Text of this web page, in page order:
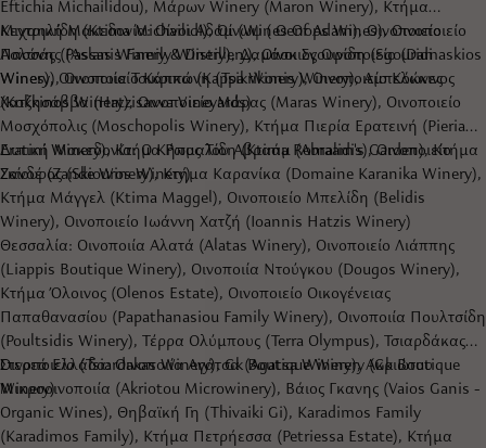
Eftichia Michailidou), Μάρων Winery (Maron Winery), Κτήμα
Μιχαηλίδη (Ktima Michailidi), Οίνωψ ( Oenops Wines), Οινοποιείο
Πασσάς (Passas Winery & Distillery), Οίνοι Σγουρίδη (Sgouridi
Wines), Οινοποιία Τσικρικώνη (Tsikrikonis Winery), Αμπελώνες
Χατζησάββα (Hatzisavva Vineyards)
Κεντρική Μακεδονία: Οίνοι Αδάμ (Wines Of Adam), Οινοποιείο
Ασλάνης (Aslanis Family Winery), Δαμάσκιος Οινοποιείο (Damaskios
Winery), Οινοποιείο Κάππα (Kappa Winery), Οινοποιείο Κόκκινος
(Kokkinos Winery), Οινοποιείο Μάρας (Maras Winery), Οινοποιείο
Μοσχόπολις (Moschopolis Winery), Κτήμα Πιερία Ερατεινή (Pieria
Eratini Winery), Κτήμα Ρωμαλίδη (Ktima Romalidis), Οινοποιείο
Σκίουρος (Skiouros Winery)
Δυτική Μακεδονία: Ο Κήπος Του Αβραάμ (Abraam's Garden), Κτήμα
Ζανδέ (Zande Winery), Κτήμα Καρανίκα (Domaine Karanika Winery),
Κτήμα Μάγγελ (Ktima Maggel), Οινοποιείο Μπελίδη (Belidis
Winery), Οινοποιείο Ιωάννη Χατζή (Ioannis Hatzis Winery)
Θεσσαλία: Οινοποιία Αλατά (Alatas Winery), Οινοποιείο Λιάππης
(Liappis Boutique Winery), Οινοποιία Ντούγκου (Dougos Winery),
Κτήμα Όλοινος (Olenos Estate), Οινοποιείο Οικογένειας
Παπαθανασίου (Papathanasiou Family Winery), Οινοποιία Πουλτσίδη
(Poultsidis Winery), Τέρρα Ολύμπους (Terra Olympus), Τσιαρδάκας
Οινοποιείο (Tsiardakas Winery), Gk Boutique Winery (Gk Boutique
Winery)
Στερεά Ελλάδα: Οινοποιία Αγάτσα (Agatsa Winery), Ακριώτου
Μικροοινοποιία (Akriotou Microwinery), Βάιος Γκανης (Vaios Ganis -
Organic Wines), Θηβαϊκή Γη (Thivaiki Gi), Karadimos Family
(Karadimos Family), Κτήμα Πετρήεσσα (Petriessa Estate), Κτήμα